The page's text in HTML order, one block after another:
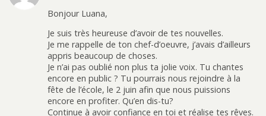
Bonjour Luana,
Je suis très heureuse d’avoir de tes nouvelles.
Je me rappelle de ton chef-d’oeuvre, j’avais d’ailleurs
appris beaucoup de choses.
Je n’ai pas oublié non plus ta jolie voix. Tu chantes
encore en public ? Tu pourrais nous rejoindre à la
fête de l’école, le 2 juin afin que nous puissions
encore en profiter. Qu’en dis-tu?
Continue à avoir confiance en toi et réalise tes rêves.